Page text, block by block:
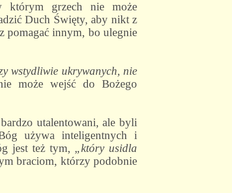
którym grzech nie może
Duch Święty, aby nikt z
pomagać innym, bo ulegnie
wstydliwie ukrywanych, nie
może wejść do Bożego
utalentowani, ale byli
używa inteligentnych i
jest też tym, „który usidla
braciom, którzy podobnie